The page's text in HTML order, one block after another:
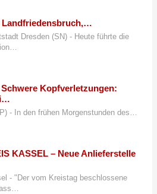
Landfriedensbruch,…
Dresden (SN) - Heute führte die
Schwere Kopfverletzungen:
- In den frühen Morgenstunden des…
KASSEL – Neue Anlieferstelle
- "Der vom Kreistag beschlossene